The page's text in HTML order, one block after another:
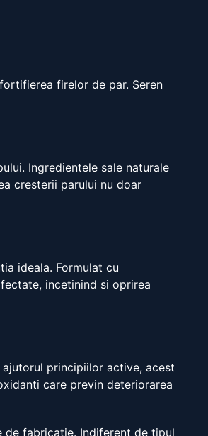
firelor de par. Seren
Ingredientele sale naturale
cresterii parului nu doar
ideala. Formulat cu
incetinind si oprirea
principiilor active, acest
care previn deteriorarea
de fabricatie. Indiferent de tipul